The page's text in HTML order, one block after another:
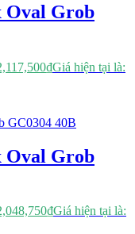
Oval Grob
₫Giá hiện tại là:
Oval Grob
₫Giá hiện tại là: